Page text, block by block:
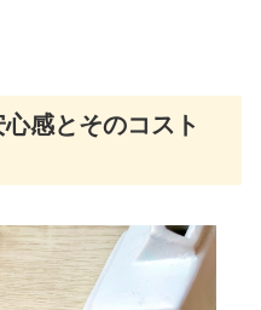
感とそのコスト